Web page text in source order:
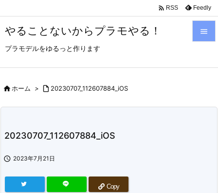
やることないからプラモやる！
プラモデルをゆるっと作ります

 RSS Feedly
ホーム >  20230707_112607884_iOS
20230707_112607884_iOS
 2023年7月21日
Copy